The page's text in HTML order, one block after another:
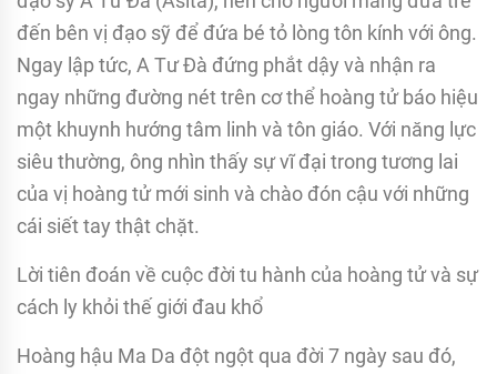
đến bên vị đạo sỹ để đứa bé tỏ lòng tôn kính với ông.
Ngay lập tức, A Tư Đà đứng phắt dậy và nhận ra
ngay những đường nét trên cơ thể hoàng tử báo hiệu
một khuynh hướng tâm linh và tôn giáo. Với năng lực
siêu thường, ông nhìn thấy sự vĩ đại trong tương lai
của vị hoàng tử mới sinh và chào đón cậu với những
cái siết tay thật chặt.
Lời tiên đoán về cuộc đời tu hành của hoàng tử và sự
cách ly khỏi thế giới đau khổ
Hoàng hậu Ma Da đột ngột qua đời 7 ngày sau đó,